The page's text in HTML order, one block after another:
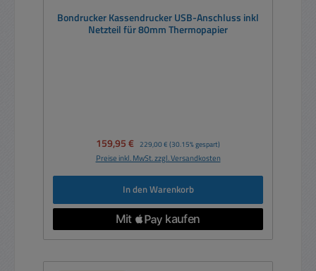
Bondrucker Kassendrucker USB-Anschluss inkl
Netzteil für 80mm Thermopapier
Verkaufspreis:
159,95 € Regulärer Preis:
229,00 € (30.15% gespart)
Preise inkl. MwSt. zzgl. Versandkosten
In den Warenkorb